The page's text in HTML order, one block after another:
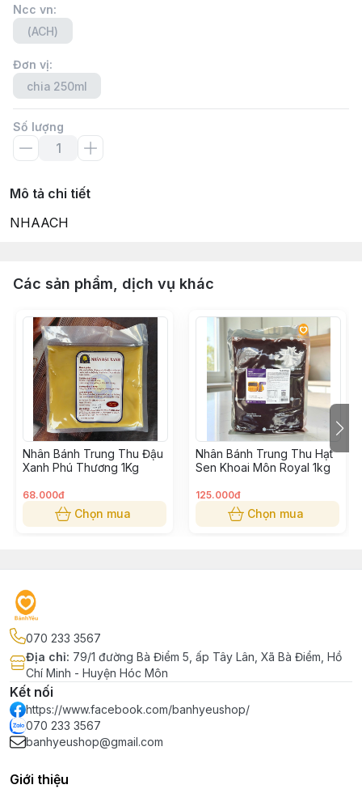
Ncc vn:
(ACH)
Đơn vị:
chia 250ml
Số lượng
Mô tả chi tiết
NHAACH
Các sản phẩm, dịch vụ khác
Nhân Bánh Trung Thu Đậu
Xanh Phú Thương 1Kg
68.000đ
Chọn mua
Nhân Bánh Trung Thu Hạt
Sen Khoai Môn Royal 1kg
125.000đ
Chọn mua
070 233 3567
Địa chỉ: 79/1 đường Bà Điểm 5, ấp Tây Lân, Xã Bà Điểm, Hồ
Chí Minh - Huyện Hóc Môn
Kết nối
https://www.facebook.com/banhyeushop/
070 233 3567
banhyeushop@gmail.com
Giới thiệu